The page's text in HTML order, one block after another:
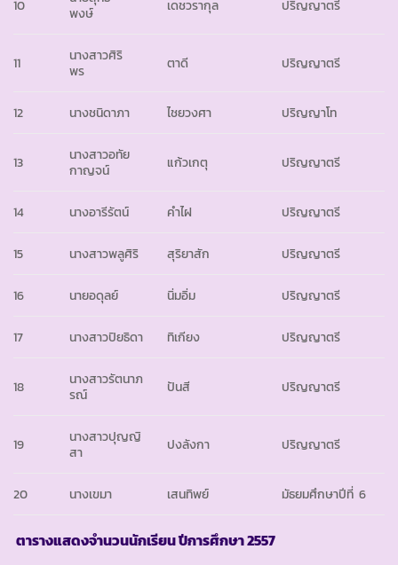
10
พงษ์
เดชวรากุล ปริญญาตรี
11
นางสาวศิริ
พร
ตาดี ปริญญาตรี
12 นางชนิดาภา ไชยวงศา ปริญญาโท
13
นางสาวอทัย
กาญจน์
แก้วเกตุ ปริญญาตรี
14 นางอารีรัตน์ คำไฝ ปริญญาตรี
15 นางสาวพลูศิริ สุริยาสัก ปริญญาตรี
16 นายอดุลย์ นิ่มอิ่ม ปริญญาตรี
17 นางสาวปิยธิดา ทิเกียง ปริญญาตรี
18
นางสาวรัตนาภ
รณ์
ปันสี ปริญญาตรี
19
นางสาวปุญญิ
สา
ปงลังกา ปริญญาตรี
20 นางเขมา เสนทิพย์ มัธยมศึกษาปีที่ 6
ตารางแสดงจำนวนนักเรียน ปีการศึกษา2557